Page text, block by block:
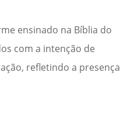
ensinado na Bíblia do
com a intenção de
refletindo a presença